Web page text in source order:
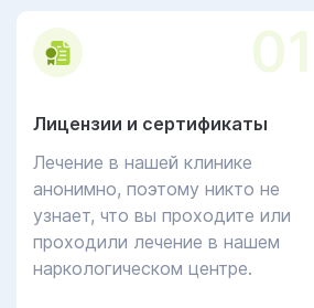
01
Лицензии и сертификаты
Лечение в нашей клинике
анонимно, поэтому никто не
узнает, что вы проходите или
проходили лечение в нашем
наркологическом центре.